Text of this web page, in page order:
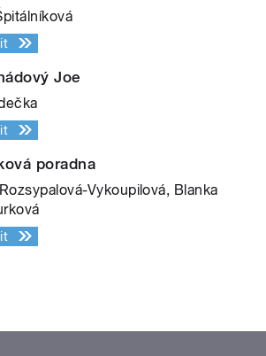
Joe
poradna
Vykoupilová, Blanka